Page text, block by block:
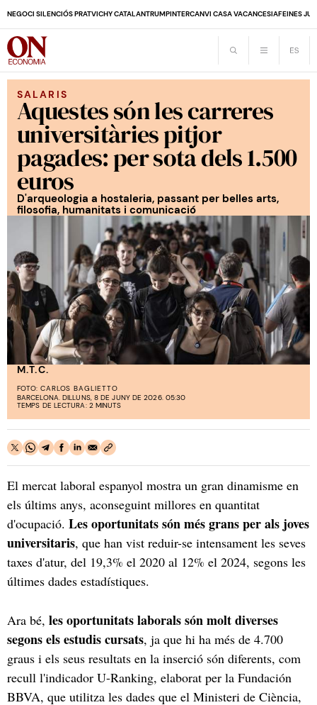
NEGOCI SILENCIÓS PRATVICHY CATALANTRUMPINTERCANVI CASA VACANCESIAFEINES
SALARIS
Aquestes són les carreres
universitàries pitjor
pagades: per sota dels 1.500
euros
D'arqueologia a hostaleria, passant per belles arts,
filosofia, humanitats i comunicació
M.T.C.
FOTO: CARLOS BAGLIETTO
BARCELONA. DILLUNS, 8 DE JUNY DE 2026. 05:30
TEMPS DE LECTURA: 2 MINUTS
El mercat laboral espanyol mostra un gran dinamisme en
els últims anys, aconseguint millores en quantitat
d'ocupació. Les oportunitats són més grans per als joves
universitaris, que han vist reduir-se intensament les seves
taxes d'atur, del 19,3% el 2020 al 12% el 2024, segons les
últimes dades estadístiques.
Ara bé, les oportunitats laborals són molt diverses
segons els estudis cursats, ja que hi ha més de 4.700
graus i els seus resultats en la inserció són diferents, com
recull l'indicador U-Ranking, elaborat per la Fundación
BBVA, que utilitza les dades que el Ministeri de Ciència,